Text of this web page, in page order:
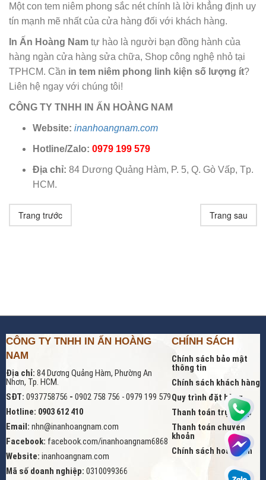
Một con tem niêm phong sắc nét chính là lời khẳng định uy
tín mạnh mẽ nhất của cửa hàng đối với khách hàng.
In Ấn Hoàng Nam tự hào là người bạn đồng hành của
hàng ngàn cửa hàng sửa chữa, Shop công nghệ nhỏ tại
TPHCM. Cần in tem niêm phong linh kiện số lượng ít?
Liên hệ ngay với chúng tôi!
CÔNG TY TNHH IN ẤN HOÀNG NAM
Website: inanhoangnam.com
Hotline/Zalo: 0979 199 579
Địa chỉ: 84 Dương Quảng Hàm, P. 5, Q. Gò Vấp, Tp.
HCM.
Trang trước Trang sau
CÔNG TY TNHH IN ẤN HOÀNG
NAM
Địa chỉ: 84 Dương Quảng Hàm, Phường An
Nhơn, Tp. HCM.
SĐT: 0937758756 - 0902 758 756 - 0979 199 579
Hotline: 0903 612 410
Email: nhn@inanhoangnam.com
Facebook: facebook.com/inanhoangnam6868
Website: inanhoangnam.com
Mã số doanh nghiệp: 0310099366
CHÍNH SÁCH
Chính sách bảo mật
thông tin
Chính sách khách hàng
Quy trình đặt hàng
Thanh toán trực tiếp
Thanh toán chuyển
khoản
Chính sách hoàn tiền